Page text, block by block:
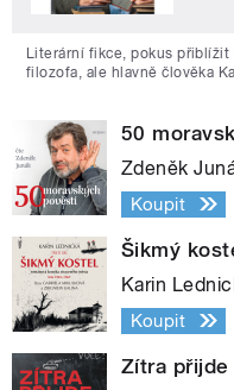
Literární fikce, pokus
filozofa, ale hlavně člověka
50
Zdeněk
Koupit
Šikmý
Karin
Koupit
Zítra přijde